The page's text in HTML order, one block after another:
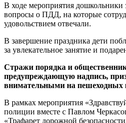
В ходе мероприятия дошкольники
вопросы о ПДД, на которые
удовольствием отвечали.
В завершение праздника дети
за увлекательное занятие и
Стражи порядка и
предупреждающую надпись,
внимательными на пешеходных
В рамках мероприятия
полиции вместе с Павлом
«Трафарет дорожной